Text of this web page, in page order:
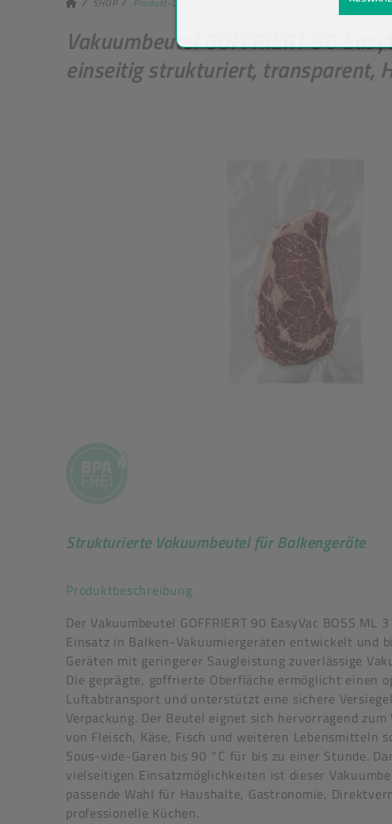
Vakuumbeutel GOFFRIERT 90
einseitig strukturiert, transparent,
Strukturierte Vakuumbeutel für Balkengeräte
Produktbeschreibung
Akkordeon auf-/zuklappen
Der Vakuumbeutel GOFFRIERT 90 EasyVac BOSS ML
Einsatz in Balken-Vakuumiergeräten entwickelt und
Geräten mit geringerer Saugleistung zuverlässige
Die geprägte, goffrierte Oberfläche ermöglicht einen
Luftabtransport und unterstützt eine sichere
Verpackung. Der Beutel eignet sich hervorragend zum
von Fleisch, Käse, Fisch und weiteren Lebensmitteln
Sous-vide-Garen bis 90 °C für bis zu einer Stunde.
vielseitigen Einsatzmöglichkeiten ist dieser
passende Wahl für Haushalte, Gastronomie,
professionelle Küchen.